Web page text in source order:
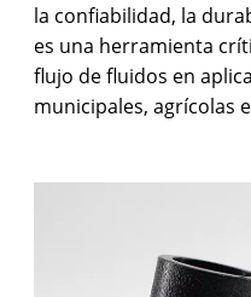
la confiabilidad, la
es una herramienta
flujo de fluidos en
municipales, agrícolas